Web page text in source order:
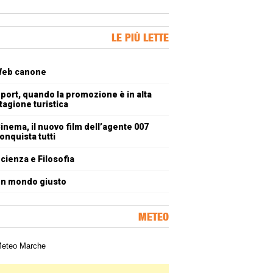
LE PIÙ LETTE
canone
quando la promozione è in alta
turistica
il nuovo film dell’agente 007
tutti
e Filosofia
mondo giusto
METEO
meteorologica delle Marche